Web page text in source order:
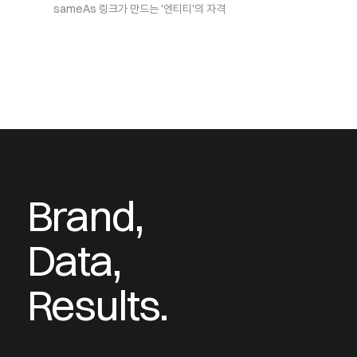
sameAs 링크가 만드는 '엔티티'의 자격
Brand,
Data,
Results.